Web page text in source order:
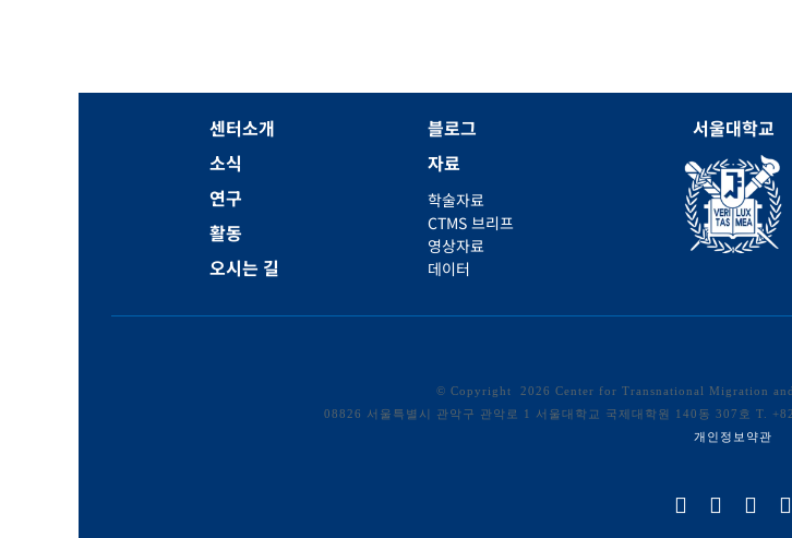
센터소개
소식
연구
활동
오시는 길
블로그
자료
학술자료
CTMS 브리프
영상자료
데이터
서울대학교
© Copyright 2026 Center for Transnational Migration
08826 서울특별시 관악구 관악로 1 서울대학교 국제대학원 140동 307호 T.
개인정보약관